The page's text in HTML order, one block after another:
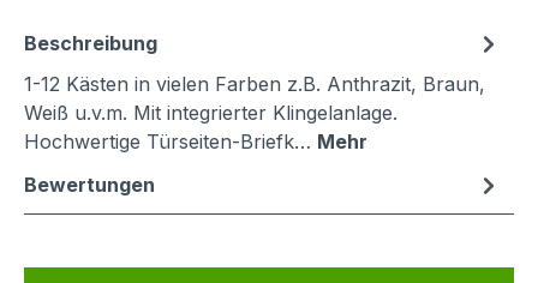
Beschreibung
1-12 Kästen in vielen Farben z.B. Anthrazit, Braun,
Weiß u.v.m. Mit integrierter Klingelanlage.
Hochwertige Türseiten-Briefk… Mehr
Bewertungen